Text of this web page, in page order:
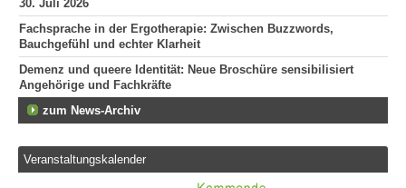
30. Juli 2026
Fachsprache in der Ergotherapie: Zwischen Buzzwords,
Bauchgefühl und echter Klarheit
Demenz und queere Identität: Neue Broschüre sensibilisiert
Angehörige und Fachkräfte
zum News-Archiv
Veranstaltungskalender